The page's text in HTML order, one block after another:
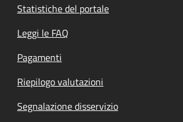
Statistiche del portale
Leggi le FAQ
Pagamenti
Riepilogo valutazioni
Segnalazione disservizio